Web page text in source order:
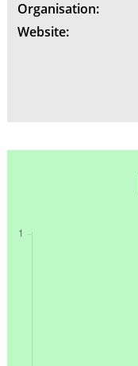
Organisation:
Website: